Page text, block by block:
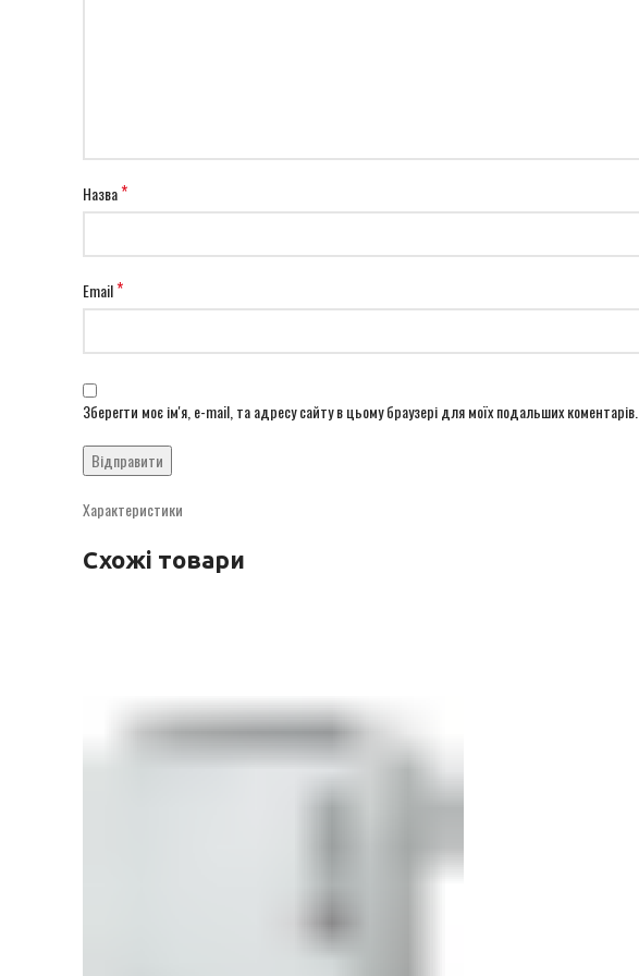
Назва*
Email*
Зберегти моє ім'я, e-mail, та адресу сайту в цьому браузері для моїх подальших коментарів.
Характеристики
Схожі товари